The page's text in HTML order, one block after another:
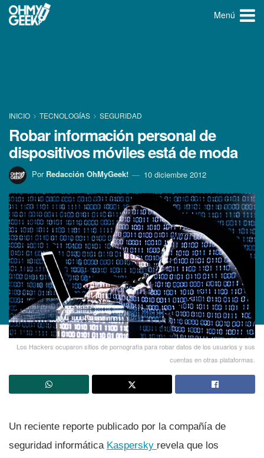
Menú
INICIO TECNOLOGÍ­AS SEGURIDAD
Robar información personal de
dispositivos móviles está de moda
Por Redacción OhMyGeek! 10 diciembre 2012
Los Hackers ocuparon sitios de pornografí­a para robar datos de los usuarios y sus
cuentas en otras plataformas.
Un reciente reporte publicado por la compañí­a de
seguridad informática Kaspersky revela que los